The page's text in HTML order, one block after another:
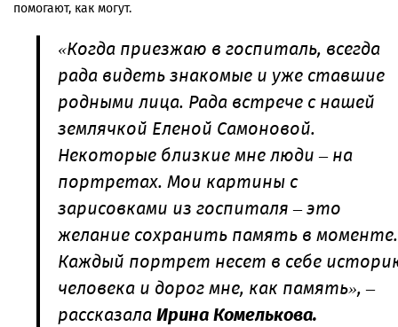
помогают, как могут.
«Когда приезжаю в госпиталь, всегда
рада видеть знакомые и уже ставшие
родными лица. Рада встрече с нашей
землячкой Еленой Самоновой.
Некоторые близкие мне люди – на
портретах. Мои картины с
зарисовками из госпиталя – это
желание сохранить память в моменте.
Каждый портрет несет в себе
человека и дорог мне, как память», –
рассказала Ирина Комелькова.